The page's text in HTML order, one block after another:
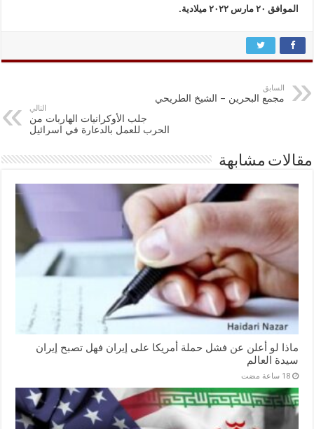
الموافق ٢٠ مارس ٢٠٢٢ ميلادية.
السابق
مجمع البحرين – الشيخ الطريحي
التالي
جلب الأوكرانيات الهاربات من
الحرب للعمل بالدعارة في اسرائيل
مقالات مشابهة
ماذا لو أعلن عن فشل حملة أمريكا على إيران فهل تصبح إيران
سيدة العالم
‏18 ساعة مضت